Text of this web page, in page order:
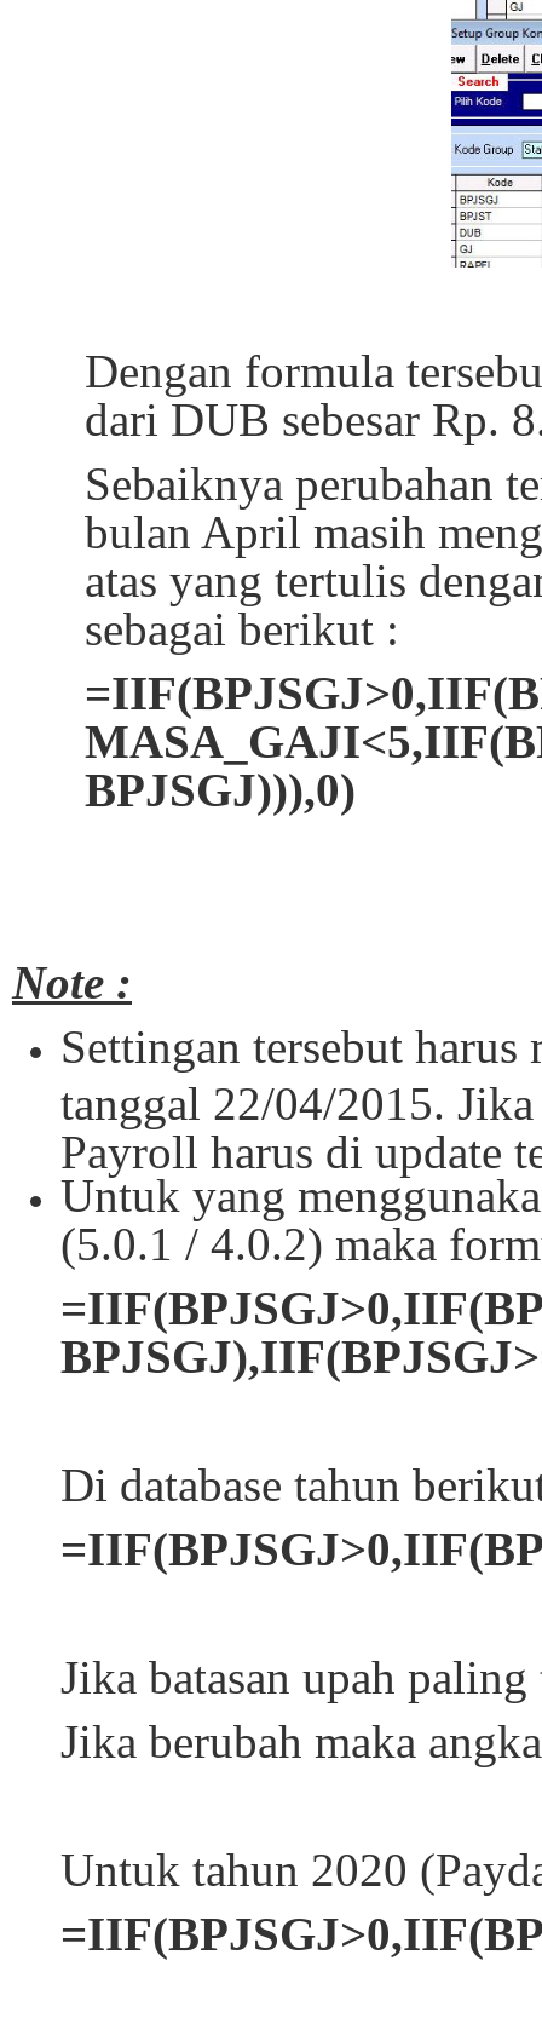
Dengan formula
dari DUB sebesar Rp.
Sebaiknya perubahan
bulan April masih
atas yang tertulis
sebagai berikut :
BPJSGJ))),0)
Note :
Settingan tersebut
tanggal 22/04/2015.
Payroll harus di update
Untuk yang
(5.0.1 / 4.0.2) maka
Di database tahun
Jika batasan upah
Jika berubah maka
Untuk tahun 2020